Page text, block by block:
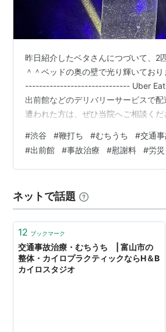
昨日紹介したベタさんにつづいて、2
＾＾ベッドの奥の壁で光り輝いてお
------------------------------ Uber Eats
出前館などのデリバリーサービスで
遭われた方は、ぜひ当院へご相談くだ
やバイクなどで配達をされている方の
います。配達中は時間や周囲の状況を
することも多く、事故に遭ってしま
どうなるのか」「仕事を休んだ…
#渋谷 #鞭打ち #むちうち #交通
#出前館 #事故治療 #慰謝料 #労災
ネットで話題
12 ブックマーク
交通事故治療・むちうち | 富山市の
整体・カイロプラクティックならH＆B
カイロスタジオ